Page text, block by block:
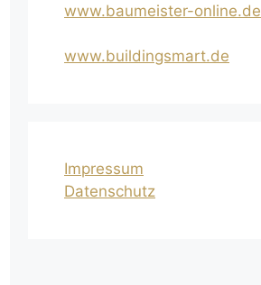
www.baumeister-online.de
www.buildingsmart.de
Impressum
Datenschutz